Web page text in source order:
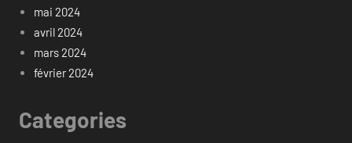
mai 2024
avril 2024
mars 2024
février 2024
Categories